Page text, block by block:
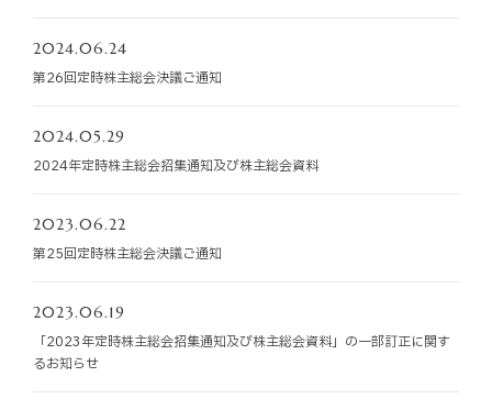
2024.06.24
第26回定時株主総会決議ご通知
2024.05.29
2024年定時株主総会招集通知及び株主総会資料
2023.06.22
第25回定時株主総会決議ご通知
2023.06.19
「2023年定時株主総会招集通知及び株主総会資料」の一部訂正に関す
るお知らせ